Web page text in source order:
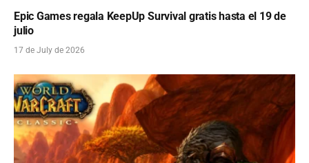
Epic Games regala KeepUp Survival gratis hasta el 19 de
julio
17 de July de 2026